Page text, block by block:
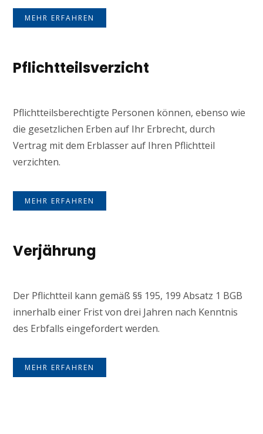
MEHR ERFAHREN
Pflichtteilsverzicht
Pflichtteilsberechtigte Personen können, ebenso wie
die gesetzlichen Erben auf Ihr Erbrecht, durch
Vertrag mit dem Erblasser auf Ihren Pflichtteil
verzichten.
MEHR ERFAHREN
Verjährung
Der Pflichtteil kann gemäß §§ 195, 199 Absatz 1 BGB
innerhalb einer Frist von drei Jahren nach Kenntnis
des Erbfalls eingefordert werden.
MEHR ERFAHREN